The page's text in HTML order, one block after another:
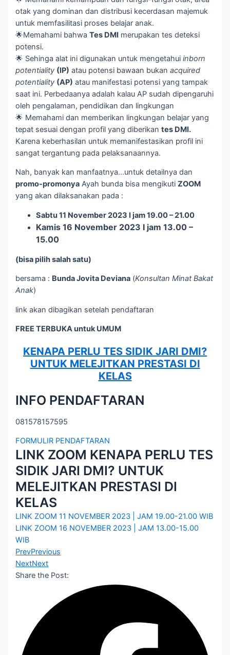
otak yang dominan dan distribusi kecerdasan majemuk
untuk memfasilitasi proses belajar anak.
🌟Memahami bahwaTes DMI merupakan tes deteksi
potensi.
🌟 Sehinga alat ini digunakan untuk mengetahuiinborn
potentiality (IP) atau potensi bawaan bukanacquired
potentiality (AP) atau manifestasi potensi yang tampak
saat ini. Perbedaanya adalah kalau AP sudah dipengaruhi
oleh pengalaman, pendidikan dan lingkungan
🌟 Memahami dan memberikan lingkungan belajar yang
tepat sesuai dengan profil yang diberikantes DMI.
Karena keberhasilan untuk memanifestasikan profil ini
sangat tergantung pada pelaksanaannya.
Nah, banyak kan manfaatnya…untuk detailnya dan
promo-promonya Ayah bunda bisa mengikutiZOOM
yang akan dilaksanakan pada :
Sabtu 11 November 2023 I jam 19.00 – 21.00
Kamis 16 November 2023 I jam 13.00 –
15.00
(bisa pilih salah satu)
bersama : Bunda Jovita Deviana (Konsultan Minat Bakat
Anak)
link akan dibagikan setelah pendaftaran
FREE TERBUKA untuk UMUM
KENAPA PERLU TES SIDIK JARI DMI?
UNTUK MELEJITKAN PRESTASI DI
KELAS
INFO PENDAFTARAN
081578157595
FORMULIR PENDAFTARAN
LINK ZOOM KENAPA PERLU TES
SIDIK JARI DMI? UNTUK
MELEJITKAN PRESTASI DI
KELAS
LINK ZOOM 11 NOVEMBER 2023 | JAM 19.00-21.00 WIB
LINK ZOOM 16 NOVEMBER 2023 | JAM 13.00-15.00
WIB
PrevPrevious
NextNext
Share the Post: